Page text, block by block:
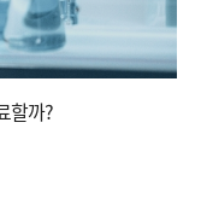
할까?